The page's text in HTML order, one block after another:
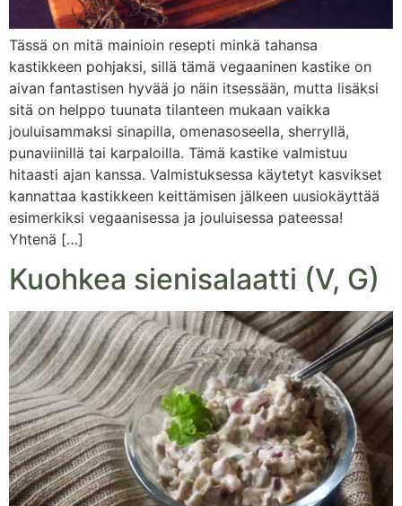
Tässä on mitä mainioin resepti minkä tahansa
kastikkeen pohjaksi, sillä tämä vegaaninen kastike on
aivan fantastisen hyvää jo näin itsessään, mutta lisäksi
sitä on helppo tuunata tilanteen mukaan vaikka
jouluisammaksi sinapilla, omenasoseella, sherryllä,
punaviinillä tai karpaloilla. Tämä kastike valmistuu
hitaasti ajan kanssa. Valmistuksessa käytetyt kasvikset
kannattaa kastikkeen keittämisen jälkeen uusiokäyttää
esimerkiksi vegaanisessa ja jouluisessa pateessa!
Yhtenä […]
Kuohkea sienisalaatti (V, G)